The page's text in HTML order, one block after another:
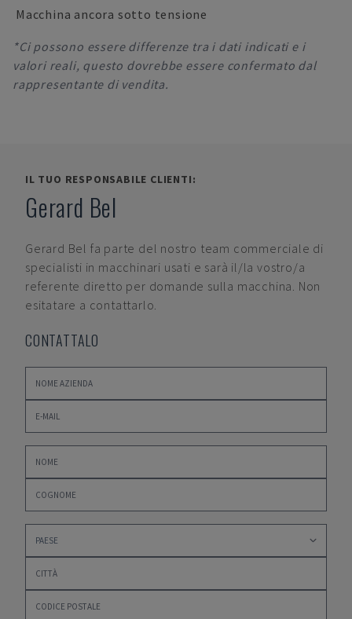
Macchina ancora sotto tensione
*Ci possono essere differenze tra i dati indicati e i
valori reali, questo dovrebbe essere confermato dal
rappresentante di vendita.
IL TUO RESPONSABILE CLIENTI:
Gerard Bel
Gerard Bel fa parte del nostro team commerciale di
specialisti in macchinari usati e sarà il/la vostro/a
referente diretto per domande sulla macchina. Non
esitatare a contattarlo.
CONTATTALO